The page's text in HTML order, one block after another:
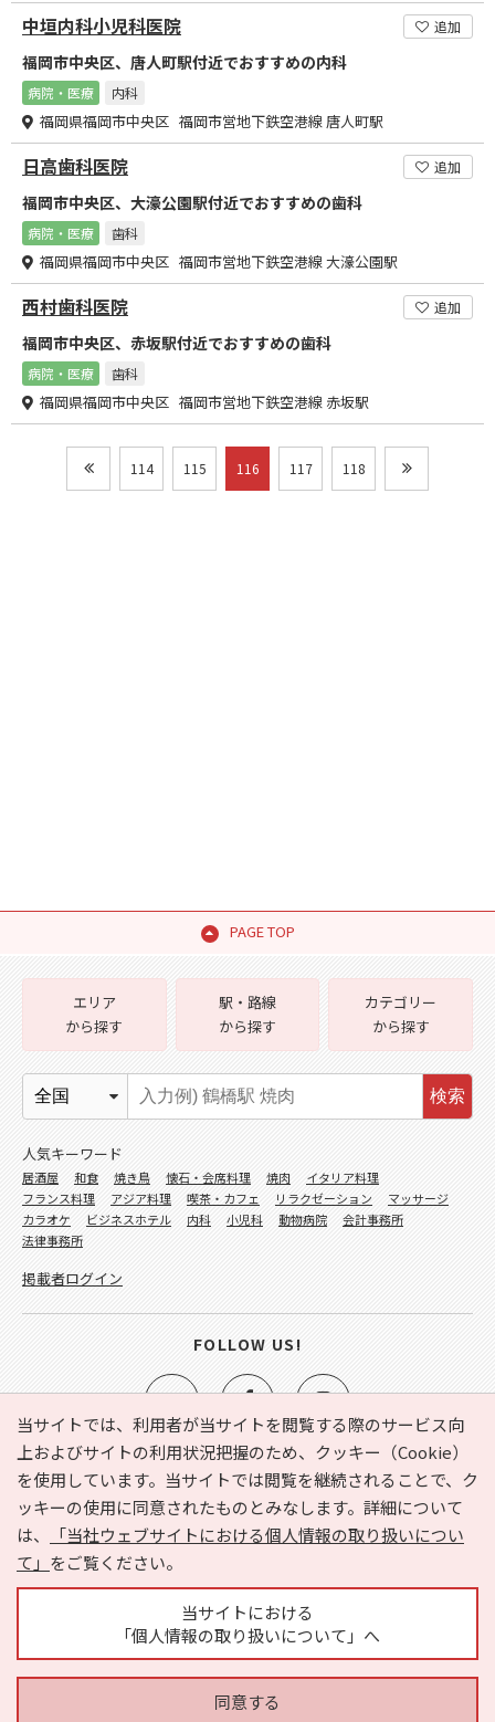
中垣内科小児科医院 追加
福岡市中央区、唐人町駅付近でおすすめの内科
病院・医療 内科
福岡県福岡市中央区 福岡市営地下鉄空港線 唐人町駅
日高歯科医院 追加
福岡市中央区、大濠公園駅付近でおすすめの歯科
病院・医療 歯科
福岡県福岡市中央区 福岡市営地下鉄空港線 大濠公園駅
西村歯科医院 追加
福岡市中央区、赤坂駅付近でおすすめの歯科
病院・医療 歯科
福岡県福岡市中央区 福岡市営地下鉄空港線 赤坂駅
114 115 116 117 118
PAGE TOP
当サイトでは、利用者が当サイトを閲覧する際のサービス向
上およびサイトの利用状況把握のため、クッキー（Cookie）
を使用しています。当サイトでは閲覧を継続されることで、ク
ッキーの使用に同意されたものとみなします。詳細について
は、
「当社ウェブサイトにおける個人情報の取り扱いについ
て」 をご覧ください。
当サイトにおける
「個人情報の取り扱いについて」へ
同意する
e-NAVITA（イーナビタ）とは？ お気に入り
ヘルプ
利用規約
個人情報の取り扱いについて
運営会社
サイトマップ
広告掲載に関するお問い合わせ
エリア
から探す
駅・路線
から探す
カテゴリー
から探す
検索
人気キーワード
居酒屋 和食 焼き鳥 懐石・会席料理 焼肉
イタリア料理
フランス料理
アジア料理 喫茶・カフェ リラクゼーション
マッサージ
カラオケ
ビジネスホテル 内科 小児科 動物病院
会計事務所
法律事務所
掲載者ログイン
FOLLOW US!